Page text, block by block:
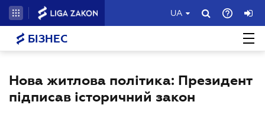
UA
БІЗНЕС
Нова житлова політика: Президент
підписав історичний закон